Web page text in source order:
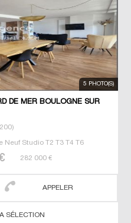
5 PHOTO(S)
DE MER BOULOGNE SUR
)
Neuf Studio T2 T3 T4 T6
282 000 €
APPELER
SÉLECTION